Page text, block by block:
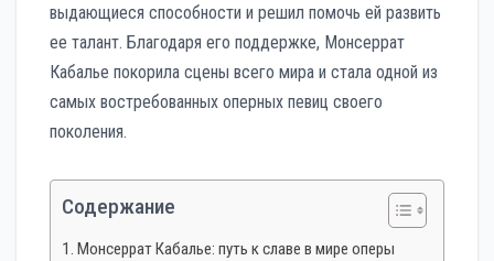
выдающиеся способности и решил помочь ей развить
ее талант. Благодаря его поддержке, Монсеррат
Кабалье покорила сцены всего мира и стала одной из
самых востребованных оперных певиц своего
поколения.
Содержание
Монсеррат Кабалье: путь к славе в мире оперы